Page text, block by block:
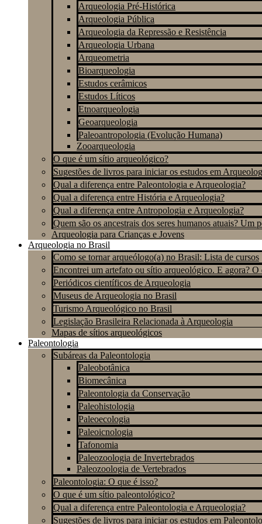
Arqueologia Pré-Histórica
Arqueologia Pública
Arqueologia da Repressão e Resistência
Arqueologia Urbana
Arqueometria
Bioarqueologia
Estudos cerâmicos
Estudos Líticos
Etnoarqueologia
Geoarqueologia
Paleoantropologia (Evolução Humana)
Zooarqueologia
O que é um sítio arqueológico?
Sugestões de livros para iniciar os estudos em
Qual a diferença entre Paleontologia e Arqueologia?
Qual a diferença entre História e Arqueologia?
Qual a diferença entre Antropologia e Arqueologia?
Quem são os ancestrais dos seres humanos atuais? Um
Arqueologia para Crianças e Jovens
Arqueologia no Brasil
Como se tornar arqueólogo(a) no Brasil: Lista de cursos
Encontrei um artefato ou sítio arqueológico. E agora? O
Periódicos científicos de Arqueologia
Museus de Arqueologia no Brasil
Turismo Arqueológico no Brasil
Legislação Brasileira Relacionada à Arqueologia
Mapas de sítios arqueológicos
Paleontologia
Subáreas da Paleontologia
Paleobotânica
Biomecânica
Paleontologia da Conservação
Paleohistologia
Paleoecologia
Paleoicnologia
Tafonomia
Paleozoologia de Invertebrados
Paleozoologia de Vertebrados
Paleontologia: O que é isso?
O que é um sítio paleontológico?
Qual a diferença entre Paleontologia e Arqueologia?
Sugestões de livros para iniciar os estudos em